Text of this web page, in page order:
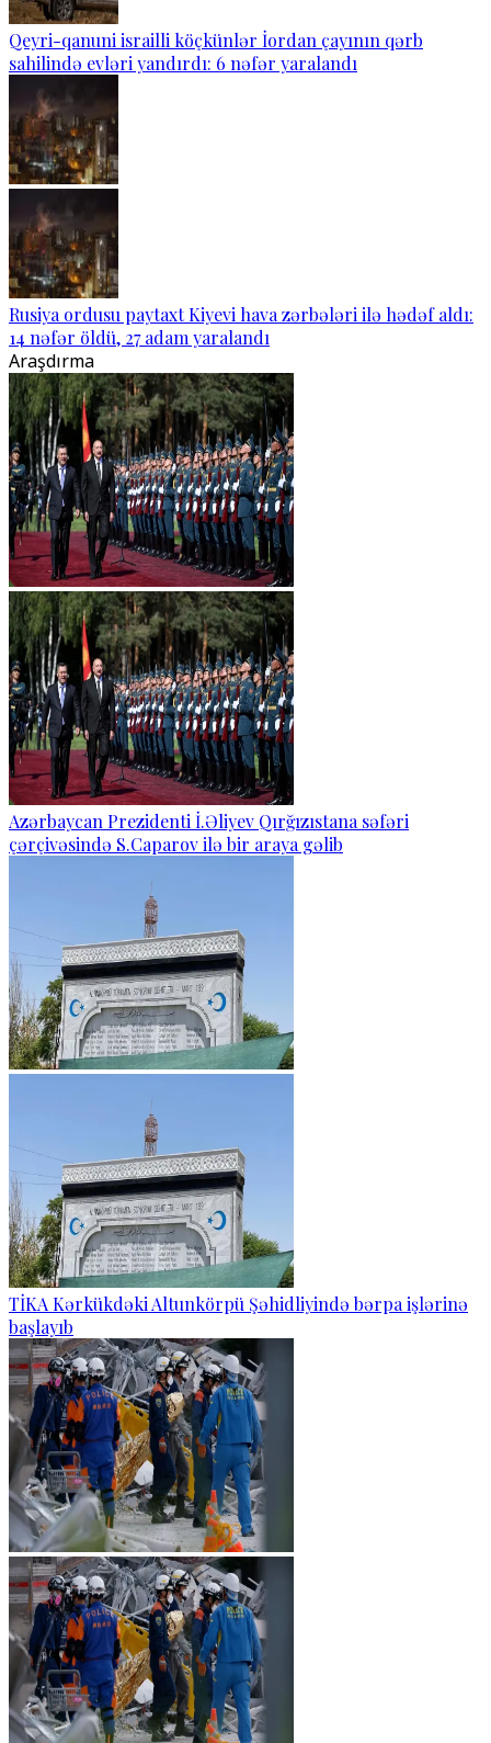
Qeyri-qanuni israilli köçkünlər İordan çayının qərb
sahilində evləri yandırdı: 6 nəfər yaralandı
Rusiya ordusu paytaxt Kiyevi hava zərbələri ilə hədəf aldı:
14 nəfər öldü, 27 adam yaralandı
Araşdırma
Azərbaycan Prezidenti İ.Əliyev Qırğızıstana səfəri
çərçivəsində S.Caparov ilə bir araya gəlib
TİKA Kərkükdəki Altunkörpü Şəhidliyində bərpa işlərinə
başlayıb